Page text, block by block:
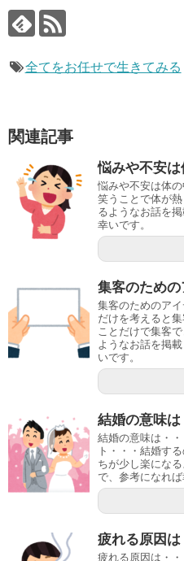
全てをお任せで生きてみる
関連記事
悩みや不安は
悩みや不安は体
笑うことで体が
るようなお話を
幸いです。
集客のための
集客のためのア
だけを考えると
ことだけで集客
ようなお話を掲
いです。
結婚の意味は
結婚の意味は・
ト・・・結婚す
ちが少し楽にな
で、参考になれば
疲れる原因は
疲れる原因は・